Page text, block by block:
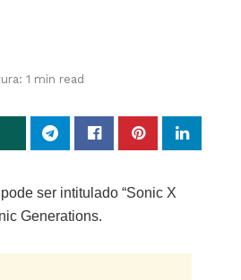
1 min read
ser intitulado “Sonic X
Generations.